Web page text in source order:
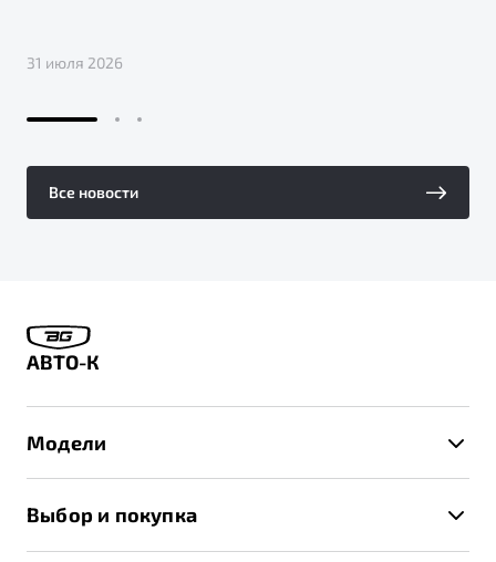
31 июля 2026
Все новости
АВТО-К
Модели
Выбор и покупка